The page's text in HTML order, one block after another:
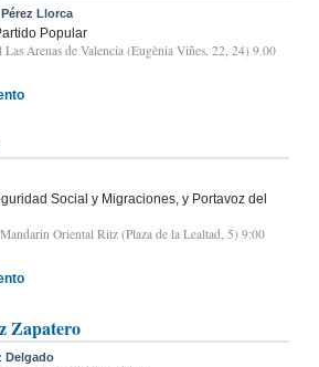
Llorca
Popular
Las Arenas de Valencia (Eugènia Viñes, 22, 24) 9.00
Social y Migraciones, y Portavoz del
Oriental Ritz (Plaza de la Lealtad, 5) 9:00
Zapatero
Delgado